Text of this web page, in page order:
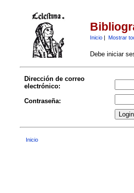
Inicio| Mostrar
Debe iniciar
Dirección de correo
electrónico:
Contraseña:
Inicio